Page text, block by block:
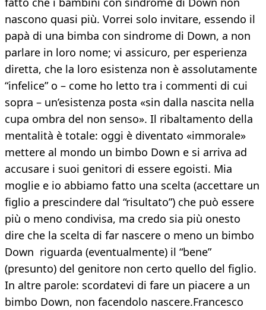
nascono quasi più. Vorrei solo invitare, essendo il
papà di una bimba con sindrome di Down, a non
parlare in loro nome; vi assicuro, per esperienza
diretta, che la loro esistenza non è assolutamente
“infelice” o – come ho letto tra i commenti di cui
sopra – un’esistenza posta «sin dalla nascita nella
cupa ombra del non senso». Il ribaltamento della
mentalità è totale: oggi è diventato «immorale»
mettere al mondo un bimbo Down e si arriva ad
accusare i suoi genitori di essere egoisti. Mia
moglie e io abbiamo fatto una scelta (accettare un
figlio a prescindere dal “risultato”) che può essere
più o meno condivisa, ma credo sia più onesto
dire che la scelta di far nascere o meno un bimbo
Down riguarda (eventualmente) il “bene”
(presunto) del genitore non certo quello del figlio.
In altre parole: scordatevi di fare un piacere a un
bimbo Down, non facendolo nascere.Francesco